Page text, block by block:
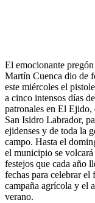
El emocionante
Martín Cuenca dio de
este miércoles el
a cinco intensos días
patronales en El Ejido,
San Isidro Labrador,
ejidenses y de toda la
campo. Hasta el
el municipio se
festejos que cada año
fechas para celebrar el
campaña agrícola y el
verano.